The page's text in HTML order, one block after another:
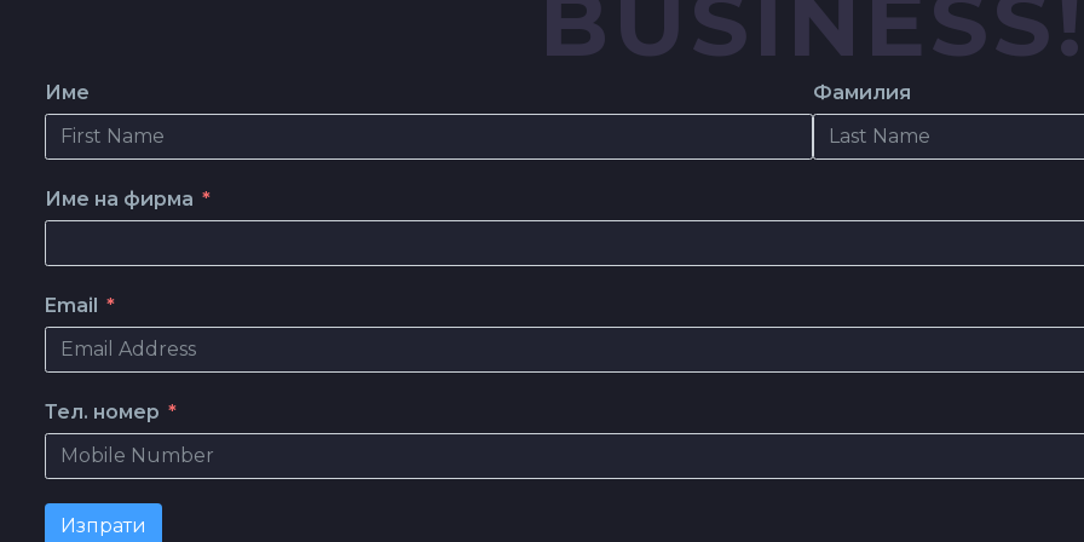
Име Фамилия
Име на фирма
Email
Тел. номер
Изпрати